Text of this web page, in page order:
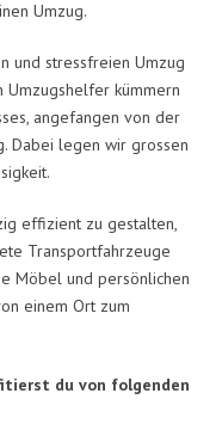
Umzug.
und stressfreien Umzug
kümmern
angefangen von der
Dabei legen wir grossen
effizient zu gestalten,
Transportfahrzeuge
Möbel und persönlichen
einem Ort zum
du von folgenden